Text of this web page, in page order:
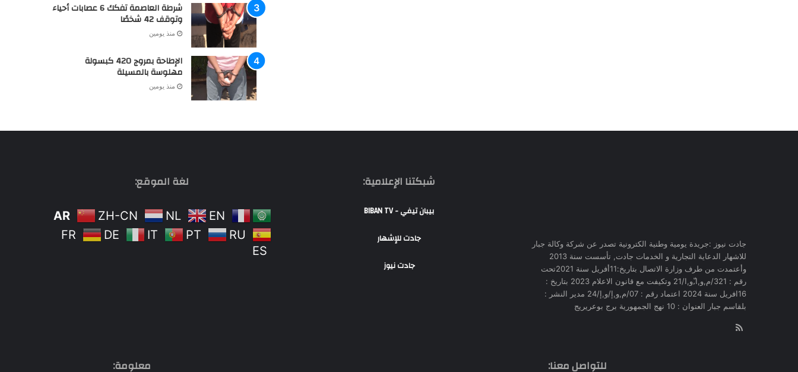
شرطة العاصمة تفكك 6 عصابات أحياء
وتوقف 42 شخصًا
منذ يومين
الإطاحة بمروج 420 كبسولة
مهلوسة بالمسيلة
منذ يومين
جادت نيوز :جريدة يومية وطنية الكترونية تصدر عن شركة وكالة جبار
للاشهار الدعاية التجارية و الخدمات جادت, تأسست سنة 2013
وأعتمدت من طرف وزارة الاتصال بتاريخ:11أفريل سنة 2021تحت
رقم : 321/م,و,ا,ّو,ا/21 وتكيفت مع قانون الاعلام 2023 بتاريخ :
16افريل سنة 2024 اعتماد رقم : 07/م,و,إ/و,إ/24 مدير النشر :
بلقاسم جبار العنوان : 10 نهج الجمهورية برج بوعريريج
شبكتنا الإعلامية:
بيبان تيفي - BIBAN TV
جادت للإشهار
جادت نيوز
لغة الموقع:
AR ZH-CN NL
EN
FR
DE IT PT
RU
ES
للتواصل معنا: معلومة: